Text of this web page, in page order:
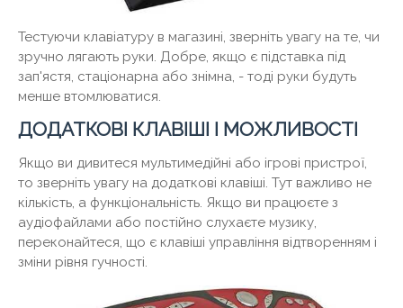
Тестуючи клавіатуру в магазині, зверніть увагу на те, чи
зручно лягають руки. Добре, якщо є підставка під
зап'ястя, стаціонарна або знімна, - тоді руки будуть
менше втомлюватися.
ДОДАТКОВІ КЛАВІШІ І МОЖЛИВОСТІ
Якщо ви дивитеся мультимедійні або ігрові пристрої,
то зверніть увагу на додаткові клавіші. Тут важливо не
кількість, а функціональність. Якщо ви працюєте з
аудіофайлами або постійно слухаєте музику,
переконайтеся, що є клавіші управління відтворенням і
зміни рівня гучності.